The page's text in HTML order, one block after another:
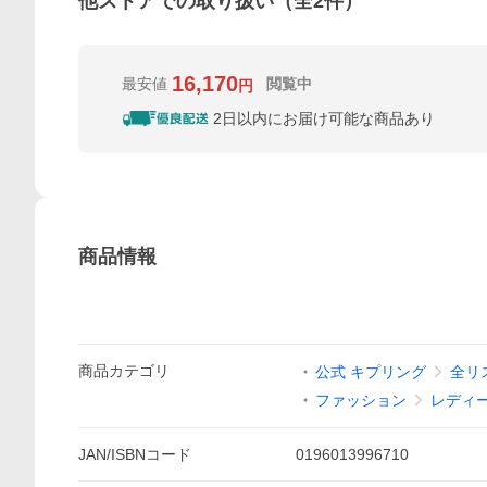
最安値 16,170円
閲覧中
2日以内にお届け可能な商品あり
商品情報
商品カテゴリ 公式 キプリング
全リ
ファッション
レディ
JAN/ISBNコード 0196013996710